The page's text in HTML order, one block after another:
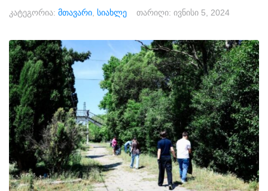
კატეგორია: მთავარი სიახლე თარიღი: ივნისი 5, 2024